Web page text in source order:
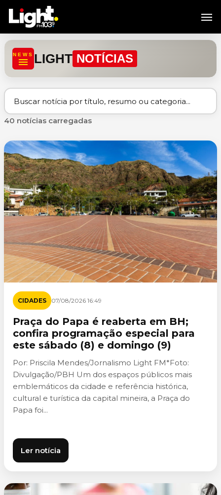
content
NEWS LIGHT NOTÍCIAS
40 notícias carregadas
CIDADES 07/08/2026 16:49
Praça do Papa é reaberta em BH;
confira programação especial para
este sábado (8) e domingo (9)
Por: Priscila Mendes/Jornalismo Light FM*Foto:
Divulgação/PBH Um dos espaços públicos mais
emblemáticos da cidade e referência histórica,
cultural e turística da capital mineira, a Praça do
Papa foi...
Ler notícia